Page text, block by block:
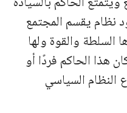
نظام يقسم المجتمع
والقوة ولها
هذا الحاكم فردًا أو
السياسي